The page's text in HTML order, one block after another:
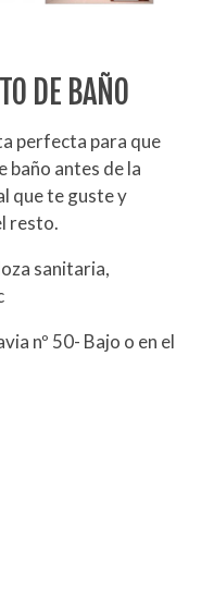
DE BAÑO
perfecta para que
baño antes de la
que te guste y
resto.
sanitaria,
nº 50- Bajo o en el